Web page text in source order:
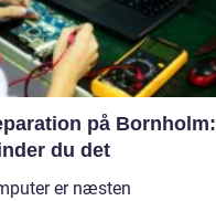
på Bornholm:
du det
er næsten